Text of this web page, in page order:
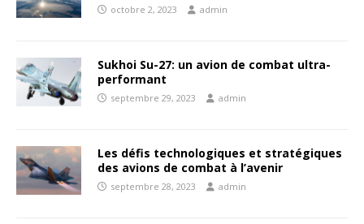
octobre 2, 2023 admin
Sukhoi Su-27: un avion de combat ultra-
performant
septembre 29, 2023 admin
Les défis technologiques et stratégiques
des avions de combat à l’avenir
septembre 28, 2023 admin